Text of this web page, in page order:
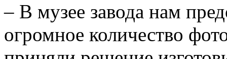
– В музее завода нам
огромное количество